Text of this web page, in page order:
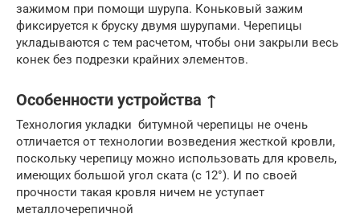
зажимом при помощи шурупа. Коньковый зажим
фиксируется к бруску двумя шурупами. Черепицы
укладываются с тем расчетом, чтобы они закрыли весь
конек без подрезки крайних элементов.
Особенности устройства ↑
Технология укладки битумной черепицы не очень
отличается от технологии возведения жесткой кровли,
поскольку черепицу можно использовать для кровель,
имеющих большой угол ската (с 12°). И по своей
прочности такая кровля ничем не уступает
металлочерепичной